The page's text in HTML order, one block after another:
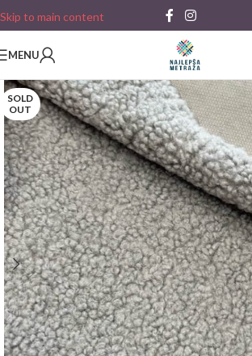
Skip to main content
MENU
SOLD
OUT